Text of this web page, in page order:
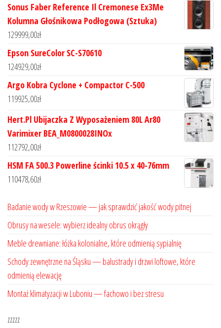
Sonus Faber Reference Il Cremonese Ex3Me
Kolumna Głośnikowa Podłogowa (Sztuka)
129999,00zł
Epson SureColor SC-S70610
124929,00zł
Argo Kobra Cyclone + Compactor C-500
119925,00zł
Hert.Pl Ubijaczka Z Wyposażeniem 80L Ar80
Varimixer BEA_M0800028INOx
112792,00zł
HSM FA 500.3 Powerline ścinki 10.5 x 40-76mm
110478,60zł
Badanie wody w Rzeszowie — jak sprawdzić jakość wody pitnej
Obrusy na wesele: wybierz idealny obrus okrągły
Meble drewniane: łóżka kolonialne, które odmienią sypialnię
Schody zewnętrzne na Śląsku — balustrady i drzwi loftowe, które
odmienią elewację
Montaż klimatyzacji w Luboniu — fachowo i bez stresu
zzzzz